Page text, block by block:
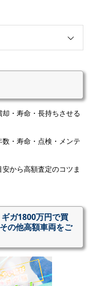
却・寿命・長持ちさせる
・寿命・点検・メンテ
から高額査定のコツま
ギガ1800万円で買
の他高額車両をご